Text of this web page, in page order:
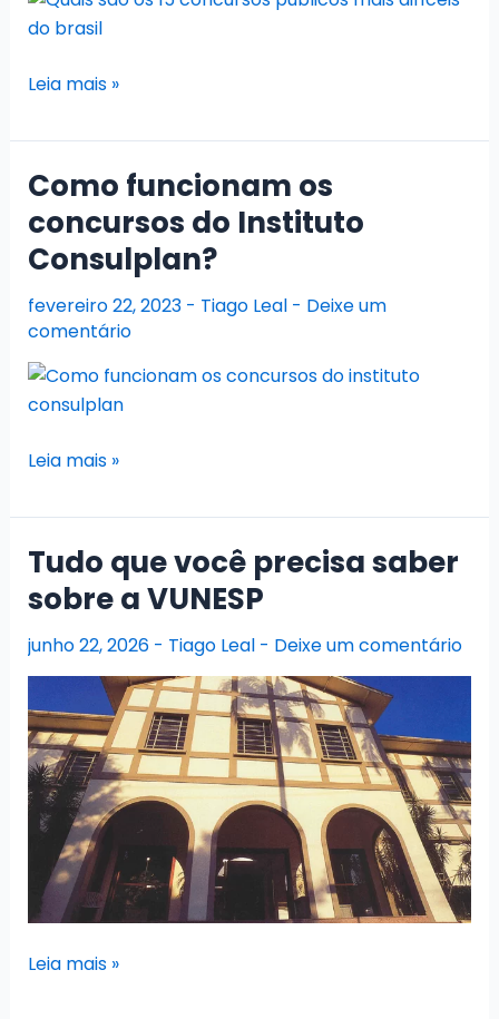
Quais
os
15
concursos
públicos
mais
do
Brasil?
Leia mais »
Como funcionam os
concursos do Instituto
Consulplan?
fevereiro 22, 2023 - Tiago Leal - Deixe um
comentário
Como
os
concursos
do
Instituto
Consulplan?
Leia mais »
Tudo que você precisa saber
sobre a VUNESP
junho 22, 2026 - Tiago Leal - Deixe um comentário
Tudo
Leia mais »